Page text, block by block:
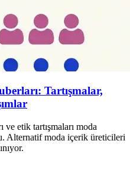
Tartışmalar,
ve etik tartışmaları moda
Alternatif moda içerik üreticileri